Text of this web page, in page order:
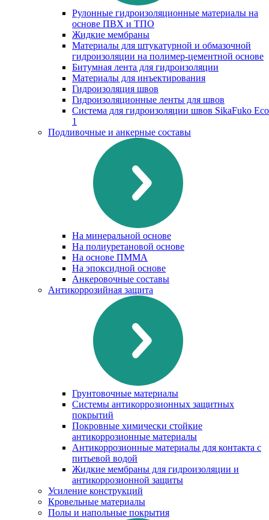
Рулонные гидроизоляционные материалы на
основе ПВХ и ТПО
Жидкие мембраны
Материалы для штукатурной и обмазочной
гидроизоляции на полимер-цементной основе
Битумная лента для гидроизоляции
Материалы для инъектирования
Гидроизоляция швов
Гидроизоляционные ленты для швов
Система для гидроизоляции швов SikaFuko Eco
1
Подливочные и анкерные составы
На минеральной основе
На полиуретановой основе
На основе ПММА
На эпоксидной основе
Анкеровочные составы
Антикоррозийная защита
Грунтовочные материалы
Системы антикоррозионных защитных
покрытий
Покровные химически стойкие
антикоррозионные материалы
Антикоррозионные материалы для контакта с
питьевой водой
Жидкие мембраны для гидроизоляции и
антикоррозионной защиты
Усиление конструкций
Кровельные материалы
Полы и напольные покрытия